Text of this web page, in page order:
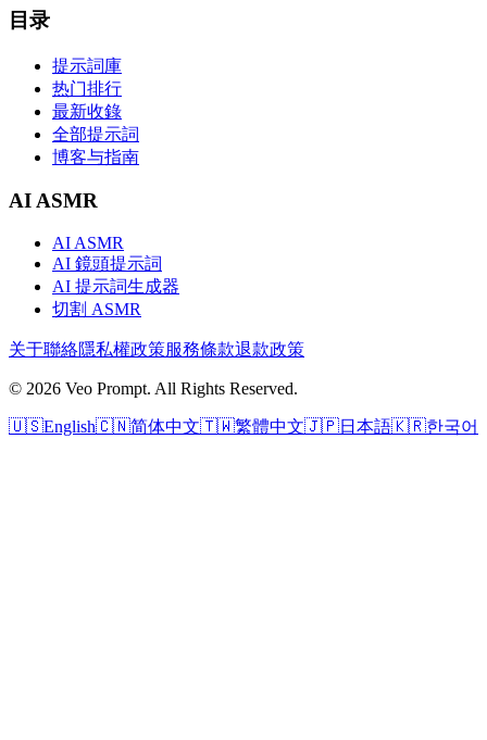
目录
提示詞庫
热门排行
最新收錄
全部提示詞
博客与指南
AI ASMR
AI ASMR
AI 鏡頭提示詞
AI 提示詞生成器
切割 ASMR
关于聯絡隱私權政策服務條款退款政策
© 2026 Veo Prompt. All Rights Reserved.
🇺🇸English🇨🇳简体中文🇹🇼繁體中文🇯🇵日本語🇰🇷한국어